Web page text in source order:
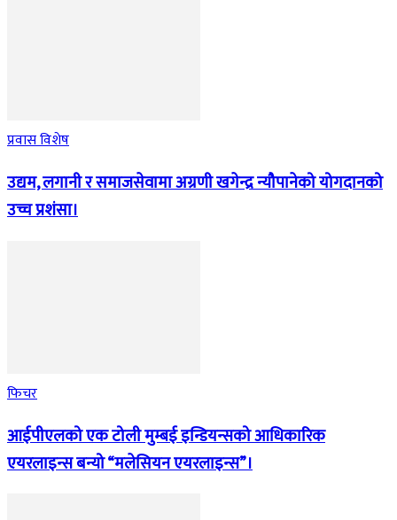
प्रवास विशेष
उद्यम, लगानी र समाजसेवामा अग्रणी खगेन्द्र न्यौपानेको योगदानको
उच्च प्रशंसा।
फिचर
आईपीएलको एक टोली मुम्बई इन्डियन्सको आधिकारिक
एयरलाइन्स बन्यो “मलेसियन एयरलाइन्स”।